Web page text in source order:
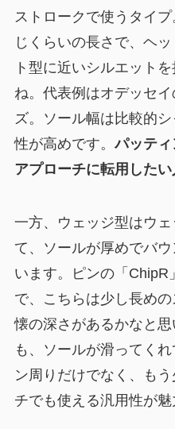
ストロークで使うタイ
じくらいの長さで、ヘ
ト型に近いシルエット
ね。代表例はオデッセ
ズ。ソール幅は比較的
性が高めです。パッティ
アプローチに転用したい
一方、ウェッジ型はウ
て、ソールが厚めでバ
います。ピンの「
で、こちらは少し長め
懐の深さがあるかなと
も、ソールが滑ってく
ン周りだけでなく、も
チでも使える汎用性が魅